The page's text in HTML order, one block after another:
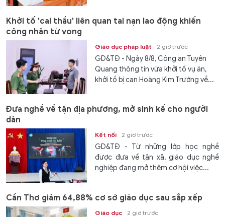
Khởi tố 'cai thầu' liên quan tai nạn lao động khiến
công nhân tử vong
Giáo dục pháp luật 2 giờ trước
GD&TĐ - Ngày 8/8, Công an Tuyên
Quang thông tin vừa khởi tố vụ án,
khởi tố bị can Hoàng Kim Trường về...
Đưa nghề về tận địa phương, mở sinh kế cho người
dân
Kết nối 2 giờ trước
GD&TĐ - Từ những lớp học nghề
được đưa về tận xã, giáo dục nghề
nghiệp đang mở thêm cơ hội việc...
Cần Thơ giảm 64,88% cơ sở giáo dục sau sắp xếp
Giáo dục 2 giờ trước